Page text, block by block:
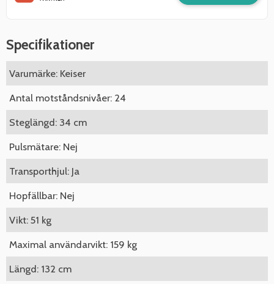
Specifikationer
Varumärke: Keiser
Antal motståndsnivåer: 24
Steglängd: 34 cm
Pulsmätare: Nej
Transporthjul: Ja
Hopfällbar: Nej
Vikt: 51 kg
Maximal användarvikt: 159 kg
Längd: 132 cm